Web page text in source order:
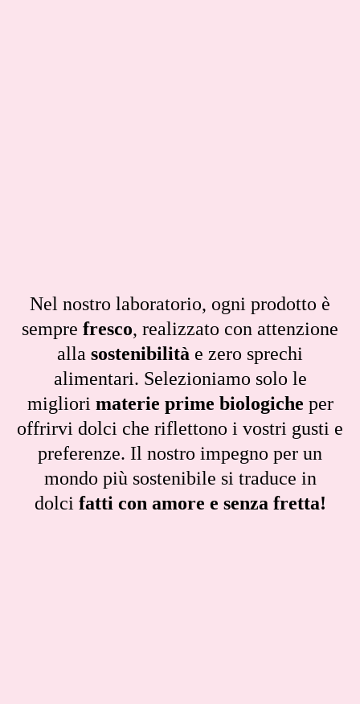
Nel nostro laboratorio, ogni prodotto è
sempre fresco, realizzato con attenzione
alla sostenibilità e zero sprechi
alimentari. Selezioniamo solo le
migliori materie prime biologiche per
offrirvi dolci che riflettono i vostri gusti e
preferenze. Il nostro impegno per un
mondo più sostenibile si traduce in
dolci fatti con amore e senza fretta!